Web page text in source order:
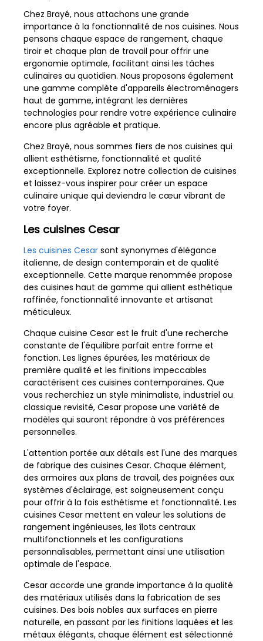
Chez Brayé, nous attachons une grande
importance à la fonctionnalité de nos cuisines. Nous
pensons chaque espace de rangement, chaque
tiroir et chaque plan de travail pour offrir une
ergonomie optimale, facilitant ainsi les tâches
culinaires au quotidien. Nous proposons également
une gamme complète d'appareils électroménagers
haut de gamme, intégrant les dernières
technologies pour rendre votre expérience culinaire
encore plus agréable et pratique.
Chez Brayé, nous sommes fiers de nos cuisines qui
allient esthétisme, fonctionnalité et qualité
exceptionnelle. Explorez notre collection de cuisines
et laissez-vous inspirer pour créer un espace
culinaire unique qui deviendra le cœur vibrant de
votre foyer.
Les cuisines Cesar
Les cuisines Cesar sont synonymes d'élégance
italienne, de design contemporain et de qualité
exceptionnelle. Cette marque renommée propose
des cuisines haut de gamme qui allient esthétique
raffinée, fonctionnalité innovante et artisanat
méticuleux.
Chaque cuisine Cesar est le fruit d'une recherche
constante de l'équilibre parfait entre forme et
fonction. Les lignes épurées, les matériaux de
première qualité et les finitions impeccables
caractérisent ces cuisines contemporaines. Que
vous recherchiez un style minimaliste, industriel ou
classique revisité, Cesar propose une variété de
modèles qui sauront répondre à vos préférences
personnelles.
L'attention portée aux détails est l'une des marques
de fabrique des cuisines Cesar. Chaque élément,
des armoires aux plans de travail, des poignées aux
systèmes d'éclairage, est soigneusement conçu
pour offrir à la fois esthétisme et fonctionnalité. Les
cuisines Cesar mettent en valeur les solutions de
rangement ingénieuses, les îlots centraux
multifonctionnels et les configurations
personnalisables, permettant ainsi une utilisation
optimale de l'espace.
Cesar accorde une grande importance à la qualité
des matériaux utilisés dans la fabrication de ses
cuisines. Des bois nobles aux surfaces en pierre
naturelle, en passant par les finitions laquées et les
métaux élégants, chaque élément est sélectionné